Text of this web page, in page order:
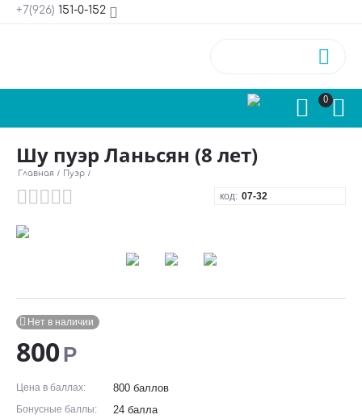
+7(926) 151-0-152 
0 


Шу пуэр Ланьсян (8 лет)
Главная / Пуэр /
код: 07-32
Нет в наличии

800Р
Цена в баллах: 800 баллов
Бонусные баллы: 24 балла